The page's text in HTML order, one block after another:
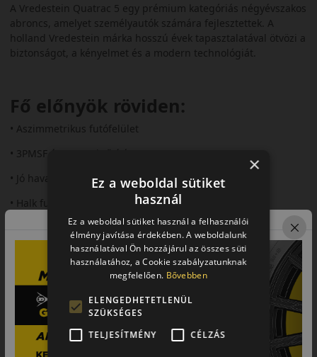
A Vredestein Quatrac 5 egy prémium kategóriás négyévszakos
abroncs, amelyet személyautók számára fejlesztettek. A
holland Vredestein márka hosszú évek tapasztalatával ötvözi a
biztonságot, a kényelmet és a modern technológiát.
Fő előnyök röviden:
• Aszimmetrikus futófelület
• 3PMSF és M+S minősítés
• Jó havas és nedves tapadás
• Halk futás (~71 dB)
• Prémium komfort
Futófelület és tapadás
Az aszimmetrikus futófelületi mintázat egyesíti a nyári és téli
gumik előnyeit. A belső rész lamellázása jobb havas tapadást
biztosít, míg a külső rész stabilitást nyújt száraz és nedves
úton is. A modern gumikeverék rövid fékutat és
kiegyensúlyozott teljesítményt kínál.
×
Ez a weboldal sütiket
használ
Ez a weboldal sütiket használ a felhasználói
élmény javítása érdekében. A weboldalunk
használatával Ön hozzájárul az összes süti
használatához, a Cookie szabályzatunknak
megfelelően. Bővebben
ELENGEDHETETLENÜL
SZÜKSÉGES
TELJESÍTMÉNY
CÉLZÁS